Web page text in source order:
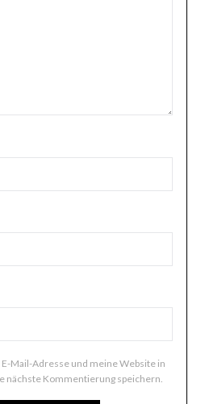
Mail-Adresse und meine Website in
nächste Kommentierung speichern.